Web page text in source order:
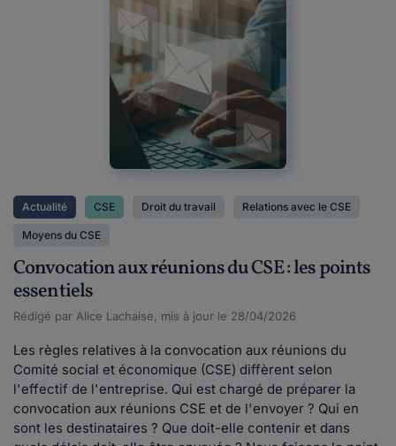
Actualité CSE Droit du travail Relations avec le CSE
Moyens du CSE
Convocation aux réunions du CSE : les points
essentiels
Rédigé par Alice Lachaise, mis à jour le 28/04/2026
Les règles relatives à la convocation aux réunions du
Comité social et économique (CSE) diffèrent selon
l'effectif de l'entreprise. Qui est chargé de préparer la
convocation aux réunions CSE et de l'envoyer ? Qui en
sont les destinataires ? Que doit-elle contenir et dans